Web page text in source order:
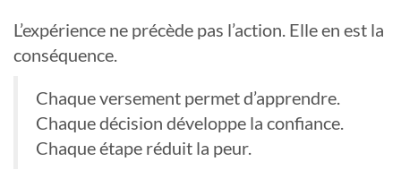
L’expérience ne précède pas l’action. Elle en est la
conséquence.
Chaque versement permet d’apprendre.
Chaque décision développe la confiance.
Chaque étape réduit la peur.